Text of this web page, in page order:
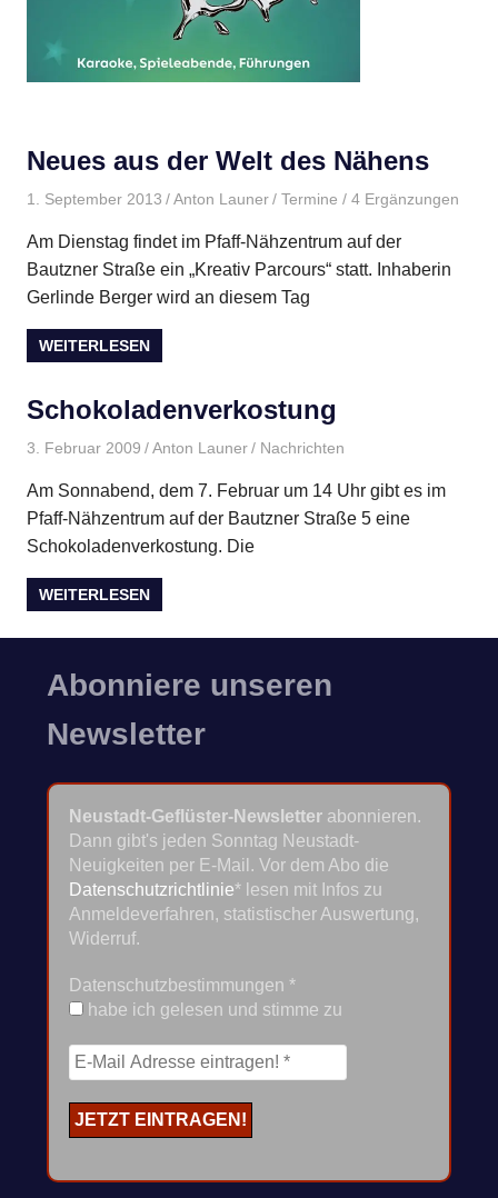
Neues aus der Welt des Nähens
1. September 2013 Anton Launer Termine / 4 Ergänzungen
Am Dienstag findet im Pfaff-Nähzentrum auf der
Bautzner Straße ein „Kreativ Parcours“ statt. Inhaberin
Gerlinde Berger wird an diesem Tag
WEITERLESEN
Schokoladenverkostung
3. Februar 2009 Anton Launer Nachrichten
Am Sonnabend, dem 7. Februar um 14 Uhr gibt es im
Pfaff-Nähzentrum auf der Bautzner Straße 5 eine
Schokoladenverkostung. Die
WEITERLESEN
Abonniere unseren
Newsletter
Neustadt-Geflüster-Newsletter abonnieren.
Dann gibt's jeden Sonntag Neustadt-
Neuigkeiten per E-Mail. Vor dem Abo die
Datenschutzrichtlinie* lesen mit Infos zu
Anmeldeverfahren, statistischer Auswertung,
Widerruf.
Datenschutzbestimmungen *
habe ich gelesen und stimme zu